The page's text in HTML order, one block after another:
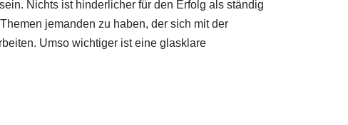
Nichts ist hinderlicher für den Erfolg als ständig
jemanden zu haben, der sich mit der
Umso wichtiger ist eine glasklare